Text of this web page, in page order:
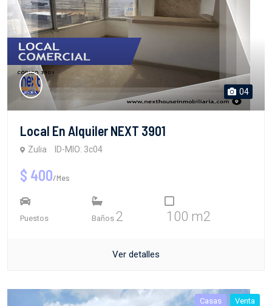
04
Local En Alquiler NEXT 3901
Zulia ID-MIO: 3c04
$ 400/Mes
Puestos Baños 2 100 m2
Ver detalles
Casas Venta